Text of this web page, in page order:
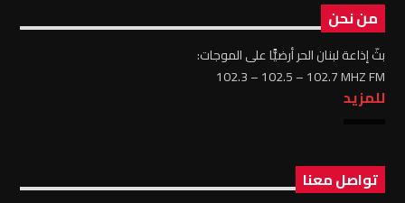
من نحن
بثّ إذاعة لبنان الحر أرضيًّا على الموجات:
102.3 – 102.5 – 102.7 MHZ FM
للمزيد
تواصل معنا